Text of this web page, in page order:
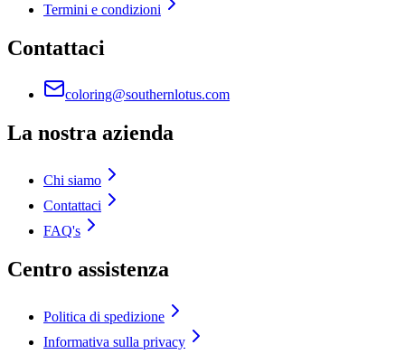
Termini e condizioni
Contattaci
coloring@southernlotus.com
La nostra azienda
Chi siamo
Contattaci
FAQ's
Centro assistenza
Politica di spedizione
Informativa sulla privacy